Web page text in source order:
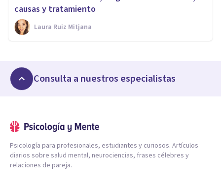
causas y tratamiento
Laura Ruiz Mitjana
Consulta a nuestros especialistas
Psicología para profesionales, estudiantes y curiosos. Artículos
diarios sobre salud mental, neurociencias, frases célebres y
relaciones de pareja.